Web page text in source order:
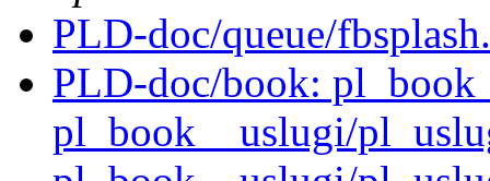
PLD-doc/queue/
PLD-doc/book:
pl_book__uslugi/